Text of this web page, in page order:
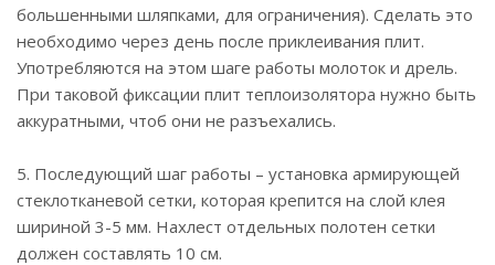
большенными шляпками, для ограничения). Сделать это
необходимо через день после приклеивания плит.
Употребляются на этом шаге работы молоток и дрель.
При таковой фиксации плит теплоизолятора нужно быть
аккуратными, чтоб они не разъехались.
5. Последующий шаг работы – установка армирующей
стеклотканевой сетки, которая крепится на слой клея
шириной 3-5 мм. Нахлест отдельных полотен сетки
должен составлять 10 см.